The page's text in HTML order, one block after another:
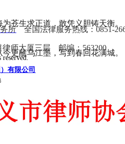
为苍生求正道，敢凭义胆铸天衡。
今更蘸乌江墨，写到春回花满城。
所 全国法律服务热线：0851-
律师大厦三层 邮编：563200
有限公司